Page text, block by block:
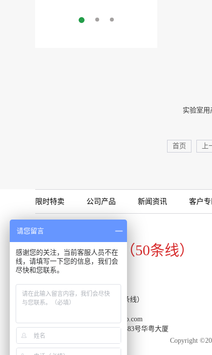
实验室用
首页 上
限时特卖 公司产品 新闻资讯 客户专
咨询专线
020-34821111（50条线）
客服热线：020-34821111（50条线）
邮箱：support-reacon@huayueco.com
地址：广州市番禺区兴南大道483号华粤大厦
Copyright
请您留言
感谢您的关注，当前客服人员不在
线，请填写一下您的信息，我们会
尽快和您联系。